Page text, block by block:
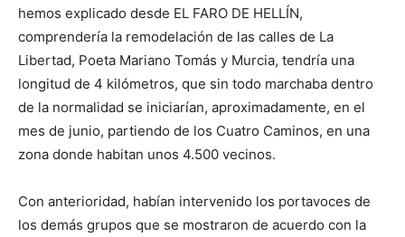
hemos explicado desde EL FARO DE HELLÍN,
comprendería la remodelación de las calles de La
Libertad, Poeta Mariano Tomás y Murcia, tendría una
longitud de 4 kilómetros, que sin todo marchaba dentro
de la normalidad se iniciarían, aproximadamente, en el
mes de junio, partiendo de los Cuatro Caminos, en una
zona donde habitan unos 4.500 vecinos.
Con anterioridad, habían intervenido los portavoces de
los demás grupos que se mostraron de acuerdo con la